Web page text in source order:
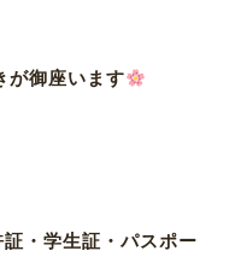
が御座います
・学生証・パスポー